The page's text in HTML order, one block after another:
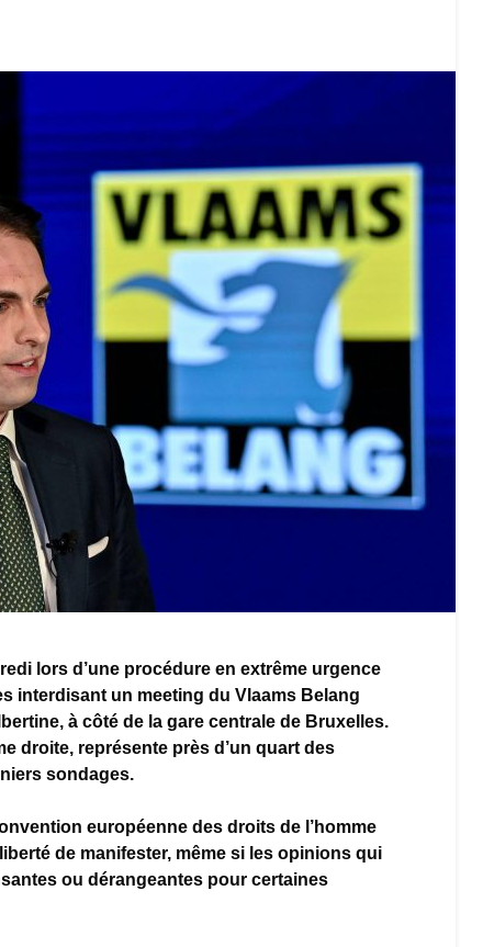
lors d’une procédure en extrême urgence
interdisant un meeting du Vlaams Belang
à côté de la gare centrale de Bruxelles.
droite, représente près d’un quart des
sondages.
européenne des droits de l’homme
de manifester, même si les opinions qui
ou dérangeantes pour certaines